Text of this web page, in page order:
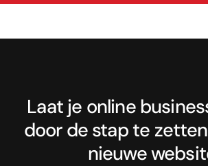
Laat je online
door de stap te
nieuwe